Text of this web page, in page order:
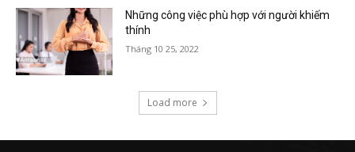
Những công việc phù hợp với người khiếm
thính
Tháng 10 25, 2022
Load more